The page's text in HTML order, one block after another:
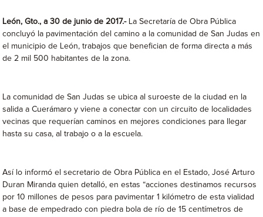
León, Gto., a 30 de junio de 2017.- La Secretaría de Obra Pública
concluyó la pavimentación del camino a la comunidad de San Judas en
el municipio de León, trabajos que benefician de forma directa a más
de 2 mil 500 habitantes de la zona.
La comunidad de San Judas se ubica al suroeste de la ciudad en la
salida a Cuerámaro y viene a conectar con un circuito de localidades
vecinas que requerían caminos en mejores condiciones para llegar
hasta su casa, al trabajo o a la escuela.
Así lo informó el secretario de Obra Pública en el Estado, José Arturo
Duran Miranda quien detalló, en estas “acciones destinamos recursos
por 10 millones de pesos para pavimentar 1 kilómetro de esta vialidad
a base de empedrado con piedra bola de río de 15 centímetros de